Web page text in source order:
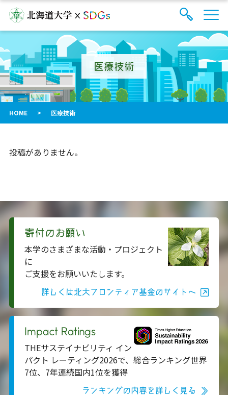
索
フ
ォ
ー
を
開
閉
る
イ
ト
内
メ
ニ
ュ
ー
医療技術
HOME > 医療技術
投稿がありません。
寄付のお願い
本学のさまざまな活動・プロジェクト
に
ご支援をお願いいたします。
詳しくは北大フロンティア基金のサイトへ
Impact Ratings
THEサステイナビリティ イン
パクト レーティング2026で、総合ランキング世界
7位、7年連続国内1位を獲得
ランキングの内容を詳しく見る